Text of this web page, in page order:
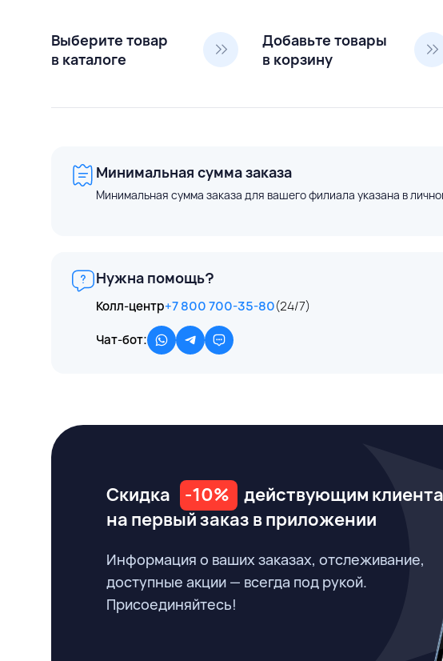
Выберите товар
в каталоге
Добавьте товары
в корзину
Минимальная сумма заказа
Минимальная сумма заказа для вашего филиала указана в
Нужна помощь?
Колл-центр+7 800 700-35-80(24/7)
Чат-бот:
Скидка -10%
действующим
на первый заказ в приложении
Информация о ваших заказах, отслеживание,
доступные акции — всегда под рукой.
Присоединяйтесь!